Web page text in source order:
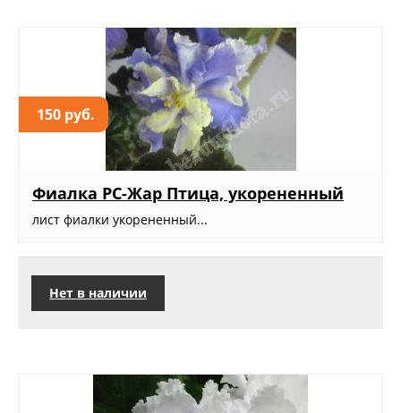
150 руб.
Фиалка РС-Жар Птица, укорененный
лист фиалки укорененный...
Нет в наличии